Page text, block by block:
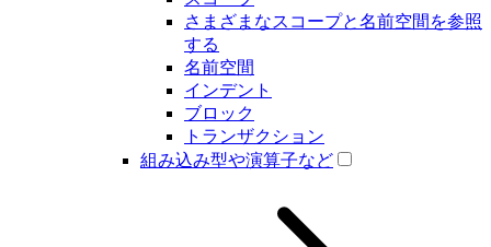
さまざまなスコープと名前空間を参照
する
名前空間
インデント
ブロック
トランザクション
組み込み型や演算子など